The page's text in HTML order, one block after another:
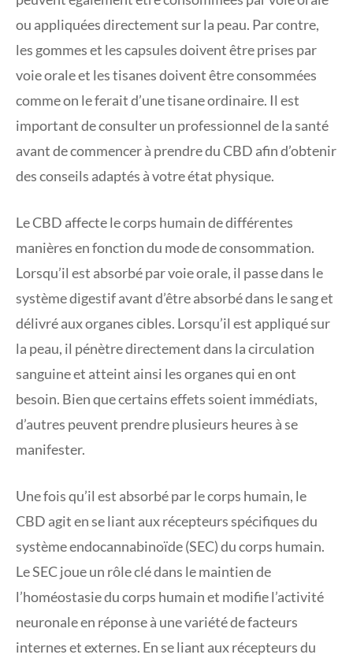
ou appliquées directement sur la peau. Par contre,
les gommes et les capsules doivent être prises par
voie orale et les tisanes doivent être consommées
comme on le ferait d’une tisane ordinaire. Il est
important de consulter un professionnel de la santé
avant de commencer à prendre du CBD afin d’obtenir
des conseils adaptés à votre état physique.
Le CBD affecte le corps humain de différentes
manières en fonction du mode de consommation.
Lorsqu’il est absorbé par voie orale, il passe dans le
système digestif avant d’être absorbé dans le sang et
délivré aux organes cibles. Lorsqu’il est appliqué sur
la peau, il pénètre directement dans la circulation
sanguine et atteint ainsi les organes qui en ont
besoin. Bien que certains effets soient immédiats,
d’autres peuvent prendre plusieurs heures à se
manifester.
Une fois qu’il est absorbé par le corps humain, le
CBD agit en se liant aux récepteurs spécifiques du
système endocannabinoïde (SEC) du corps humain.
Le SEC joue un rôle clé dans le maintien de
l’homéostasie du corps humain et modifie l’activité
neuronale en réponse à une variété de facteurs
internes et externes. En se liant aux récepteurs du